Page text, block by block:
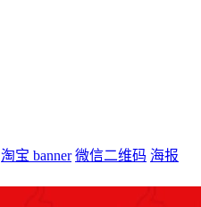
淘宝 banner 微信二维码 海报